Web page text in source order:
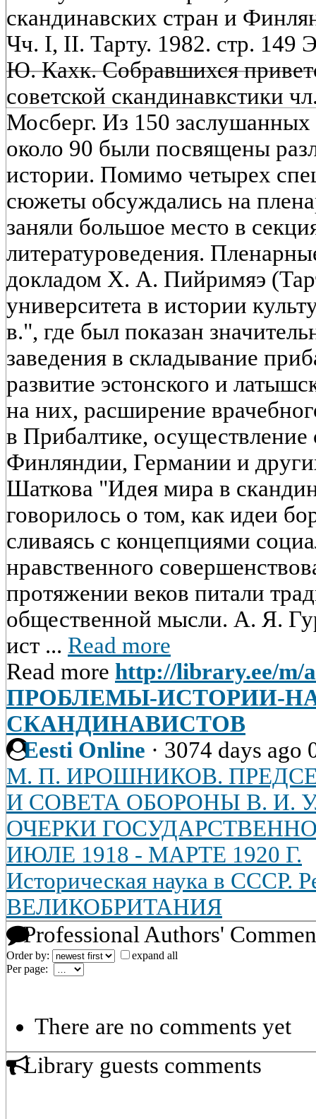
скандинавских стран и
Чч. I, II. Тарту. 1982. стр.
Ю. Кахк. Собравшихся
советской скандинавкстики
Мосберг. Из 150
около 90 были посвящены
истории. Помимо четырех
сюжеты обсуждались на
заняли большое место в
литературоведения.
докладом Х. А. Пийримяэ
университета в истории
в.", где был показан
заведения в складывание
развитие эстонского и
на них, расширение
в Прибалтике,
Финляндии, Германии и
Шаткова "Идея мира в
говорилось о том, как идеи
сливаясь с концепциями
нравственного
протяжении веков питали
общественной мысли. А. Я.
ист ... Read more
Read more http://library.ee/m/
ПРОБЛЕМЫ-ИСТОРИИ-
СКАНДИНАВИСТОВ
Eesti Online · 3074 days ago
М. П. ИРОШНИКОВ.
И СОВЕТА ОБОРОНЫ В. И.
ОЧЕРКИ
ИЮЛЕ 1918 - МАРТЕ 1920 Г.
Историческая наука в СССР.
ВЕЛИКОБРИТАНИЯ
Professional Authors'
Order by:
expand all
Per page:
There are no comments yet
Library guests comments